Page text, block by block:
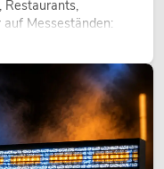
Restaurants,
Messeständen:
längst zum